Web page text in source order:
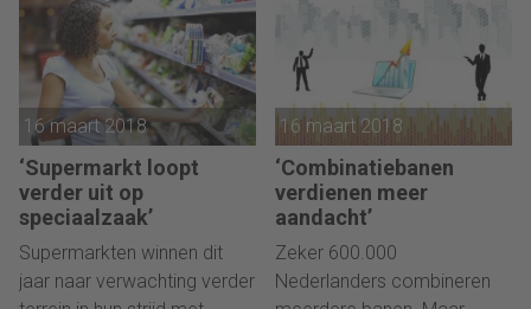
stemmen over het
bezoldigingsverslag, ook bij
kleine en middelgrote
beursgenoteerde
ondernemingen.
multinationals. Een
zogenoemde gezamenlijke
grondslag voor de
winstbelasting moet een
einde maken aan
belastingontwijking door
grote ondernemingen.
16 maart 2018
‘Supermarkt loopt
verder uit op
speciaalzaak’
Supermarkten winnen dit
jaar naar verwachting verder
16 maart 2018
‘Combinatiebanen
verdienen meer
aandacht’
Zeker 600.000
Nederlanders combineren